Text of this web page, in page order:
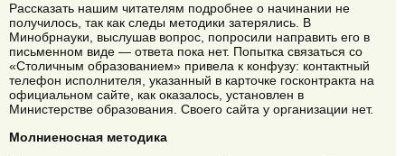
Рассказать нашим читателям подробнее о начинании не
получилось, так как следы методики затерялись. В
Минобрнауки, выслушав вопрос, попросили направить его в
письменном виде — ответа пока нет. Попытка связаться со
«Столичным образованием» привела к конфузу: контактный
телефон исполнителя, указанный в карточке госконтракта на
официальном сайте, как оказалось, установлен в
Министерстве образования. Своего сайта у организации нет.
Молниеносная методика